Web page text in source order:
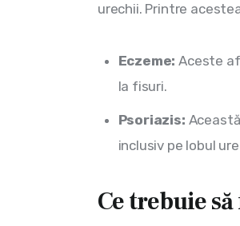
urechii. Printre
Eczeme: Aceste
la fisuri.
Psoriazis:
inclusiv pe lobul
Ce trebuie